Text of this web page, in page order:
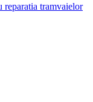
reparatia tramvaielor